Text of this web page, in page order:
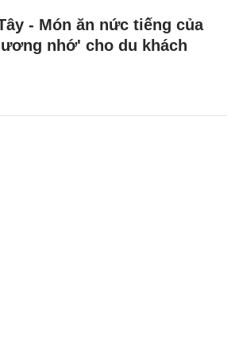
- Món ăn nức tiếng của
nhớ' cho du khách